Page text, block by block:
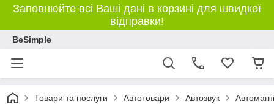
Заповнюйте всі Ваші дані в корзині для швидкої
відправки!
BeSimple
Товари та послуги Автотовари Автозвук